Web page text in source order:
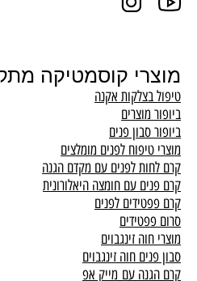
מוצרי קוסמטיקה
טיפול בצלקות אקנה
ביופור מוצרים
ביופור סבון פנים
מוצרי טיפוח לפנים מומלצים
קרם לחות לפנים עם מקדם הגנה
קרם פנים עם חומצה היאלורונית
קרם פפטידים לפנים
סרום פפטידים
מוצרי חוה זינגבוים
סבון פנים חוה זינגבוים
קרם הגנה עם מייק אפ